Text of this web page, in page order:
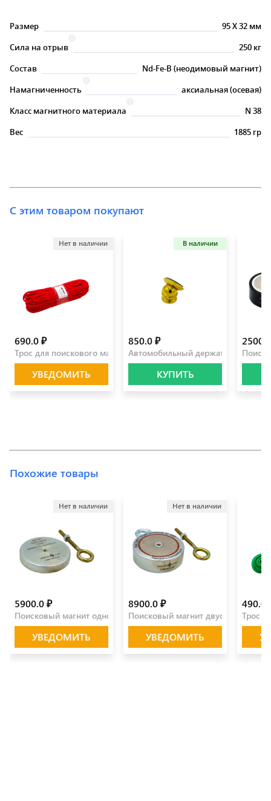
Размер 95X32 мм
Сила на отрыв
250 кг
Состав
Nd-Fe-B (неодимовый магнит)
Намагниченность
аксиальная (осевая)
Класс магнитного материала
N 38
Вес
1885 гр
С этим товаром покупают
Нет в наличии
690.0 ₽
Трос для поискового магнита 30 м
УВЕДОМИТЬ
В наличии
850.0 ₽
Автомобильный держатель для
КУПИТЬ
Похожие товары
Нет в наличии
5900.0 ₽
Поисковый магнит односторонний F650
УВЕДОМИТЬ
Нет в наличии
8900.0 ₽
Поисковый магнит двусторонний
УВЕДОМИТЬ
490.0
Трос